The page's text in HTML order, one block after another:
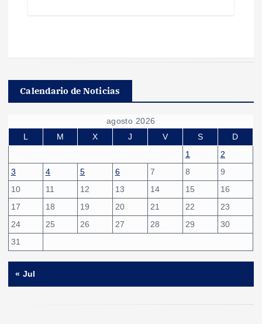
Calendario de Noticias
agosto 2026
L
M X J V S
D
1
2
3
4 5 6 7 8
9
10
11 12 13 14 15
16
17
18 19 20 21 22
23
24
25 26 27 28 29
30
31
« Jul